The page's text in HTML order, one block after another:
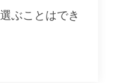
ぶことはでき